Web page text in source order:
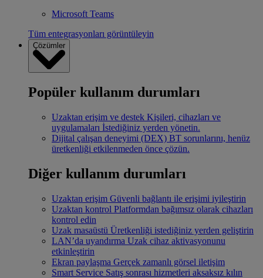
Microsoft Teams
Tüm entegrasyonları görüntüleyin
Çözümler
Popüler kullanım durumları
Uzaktan erişim ve destek Kişileri, cihazları ve
uygulamaları İstediğiniz yerden yönetin.
Dijital çalışan deneyimi (DEX) BT sorunlarını, henüz
üretkenliği etkilenmeden önce çözün.
Diğer kullanım durumları
Uzaktan erişim Güvenli bağlantı ile erişimi iyileştirin
Uzaktan kontrol Platformdan bağımsız olarak cihazları
kontrol edin
Uzak masaüstü Üretkenliği istediğiniz yerden geliştirin
LAN’da uyandırma Uzak cihaz aktivasyonunu
etkinleştirin
Ekran paylaşma Gerçek zamanlı görsel iletişim
Smart Service Satış sonrası hizmetleri aksaksız kılın